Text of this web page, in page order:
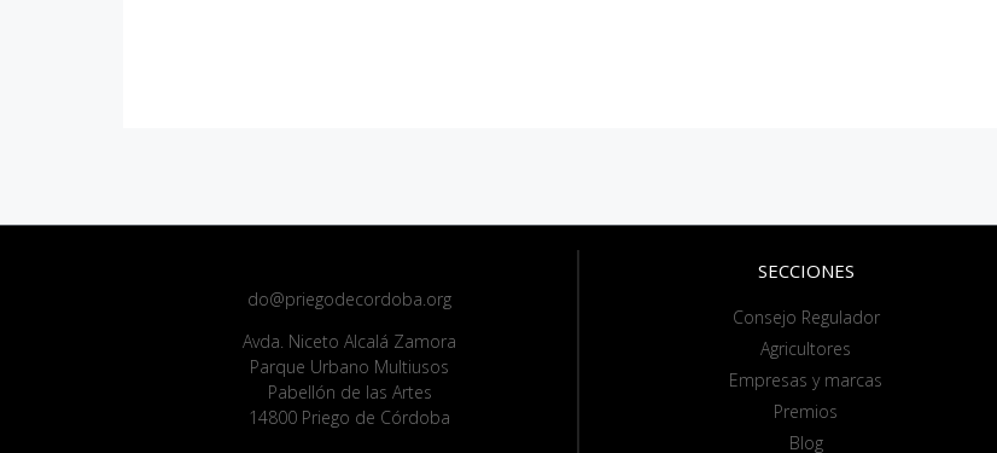
do@priegodecordoba.org
Avda. Niceto Alcalá Zamora
Parque Urbano Multiusos
Pabellón de las Artes
14800 Priego de Córdoba
SECCIONES
Consejo Regulador
Agricultores
Empresas y marcas
Premios
Blog